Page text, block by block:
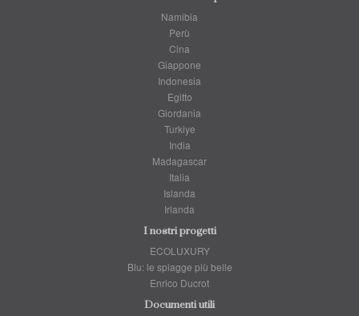
Namibia
Perù
Cina
Giappone
Indonesia
Egitto
Giordania
Turkiye
India
Madagascar
Italia
Islanda
Irlanda
I nostri progetti
ECOLUXURY
Blu: le spiagge più belle
Enrico Ducrot
Documenti utili